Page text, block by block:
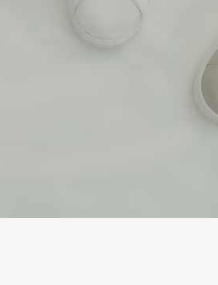
Perfekt som forventet
KØBTE PÅ CAREOFCARL.NO
Sonen mycket nöjd. Fin kvalitet
men formar till sig efter någon